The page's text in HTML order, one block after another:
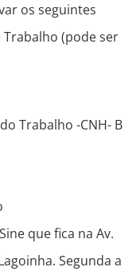
os seguintes
Trabalho (pode ser
Trabalho -CNH- B
que fica na Av.
Segunda a